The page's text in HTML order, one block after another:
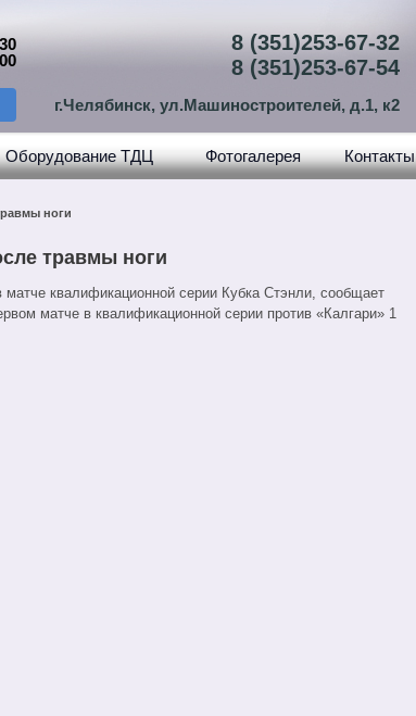
8 (351)253-67-32
8 (351)253-67-54
г.Челябинск, ул.Машиностроителей, д.1, к2
Оборудование ТДЦ Фотогалерея Контакты
ноги
травмы ноги
квалификационной серии Кубка Стэнли, сообщает
матче в квалификационной серии против «Калгари» 1